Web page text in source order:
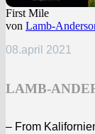
First Mile
von Lamb-
08.april 2021
LAMB-
– From